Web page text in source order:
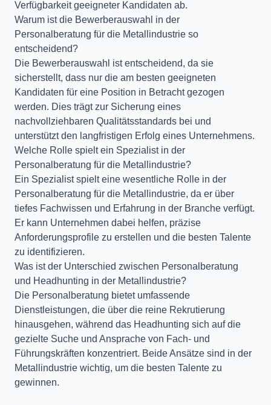
Verfügbarkeit geeigneter Kandidaten ab.
Warum ist die Bewerberauswahl in der
Personalberatung für die Metallindustrie so
entscheidend?
Die Bewerberauswahl ist entscheidend, da sie
sicherstellt, dass nur die am besten geeigneten
Kandidaten für eine Position in Betracht gezogen
werden. Dies trägt zur Sicherung eines
nachvollziehbaren Qualitätsstandards bei und
unterstützt den langfristigen Erfolg eines Unternehmens.
Welche Rolle spielt ein Spezialist in der
Personalberatung für die Metallindustrie?
Ein Spezialist spielt eine wesentliche Rolle in der
Personalberatung für die Metallindustrie, da er über
tiefes Fachwissen und Erfahrung in der Branche verfügt.
Er kann Unternehmen dabei helfen, präzise
Anforderungsprofile zu erstellen und die besten Talente
zu identifizieren.
Was ist der Unterschied zwischen Personalberatung
und Headhunting in der Metallindustrie?
Die Personalberatung bietet umfassende
Dienstleistungen, die über die reine Rekrutierung
hinausgehen, während das Headhunting sich auf die
gezielte Suche und Ansprache von Fach- und
Führungskräften konzentriert. Beide Ansätze sind in der
Metallindustrie wichtig, um die besten Talente zu
gewinnen.